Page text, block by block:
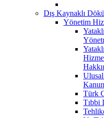
Dış Kaynaklı
Yönetim
Kanun
Türk
Tıbbi